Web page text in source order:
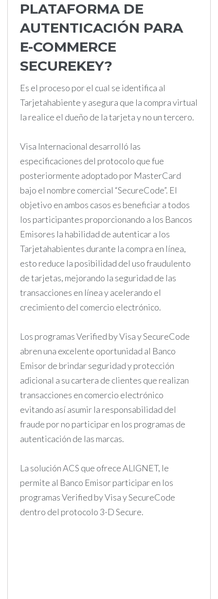
PLATAFORMA DE
AUTENTICACIÓN PARA
E-COMMERCE
SECUREKEY?
Es el proceso por el cual se identifica al
Tarjetahabiente y asegura que la compra virtual
la realice el dueño de la tarjeta y no un tercero.
Visa Internacional desarrolló las
especificaciones del protocolo que fue
posteriormente adoptado por MasterCard
bajo el nombre comercial “SecureCode”. El
objetivo en ambos casos es beneficiar a todos
los participantes proporcionando a los Bancos
Emisores la habilidad de autenticar a los
Tarjetahabientes durante la compra en línea,
esto reduce la posibilidad del uso fraudulento
de tarjetas, mejorando la seguridad de las
transacciones en línea y acelerando el
crecimiento del comercio electrónico.
Los programas Verified by Visa y SecureCode
abren una excelente oportunidad al Banco
Emisor de brindar seguridad y protección
adicional a su cartera de clientes que realizan
transacciones en comercio electrónico
evitando así asumir la responsabilidad del
fraude por no participar en los programas de
autenticación de las marcas.
La solución ACS que ofrece ALIGNET, le
permite al Banco Emisor participar en los
programas Verified by Visa y SecureCode
dentro del protocolo 3-D Secure.